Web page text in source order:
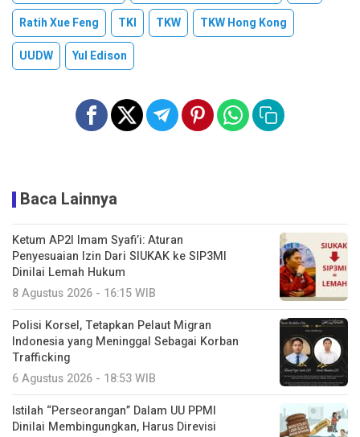
Ratih Xue Feng TKI TKW
TKW Hong Kong
UUDW
Yul Edison
Baca Lainnya
Ketum AP2I Imam Syafi’i: Aturan
Penyesuaian Izin Dari SIUKAK ke SIP3MI
Dinilai Lemah Hukum
8 Agustus 2026 - 16:15 WIB
Polisi Korsel, Tetapkan Pelaut Migran
Indonesia yang Meninggal Sebagai Korban
Trafficking
6 Agustus 2026 - 18:53 WIB
Istilah “Perseorangan” Dalam UU PPMI
Dinilai Membingungkan, Harus Direvisi